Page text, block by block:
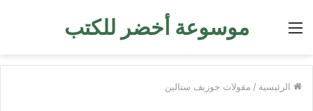
موسوعة أخضر للكتب القائمة
الرئيسية / مقولات جوزيف ستالين